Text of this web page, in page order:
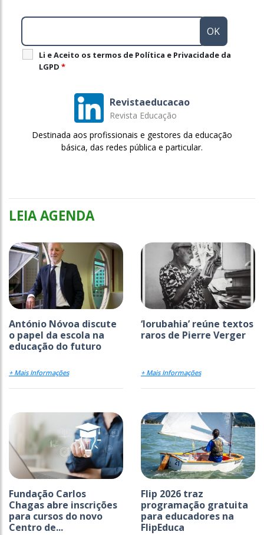
Li e Aceito os termos de Política e Privacidade da
LGPD *
Revistaeducacao
Revista Educação
Destinada aos profissionais e gestores da educação
básica, das redes pública e particular.
LEIA AGENDA
António Nóvoa discute
o papel da escola na
educação do futuro
+ Mais Informações
‘Iorubahia’ reúne textos
raros de Pierre Verger
+ Mais Informações
Fundação Carlos
Chagas abre inscrições
para cursos do novo
Centro de...
Flip 2026 traz
programação gratuita
para educadores na
FlipEduca